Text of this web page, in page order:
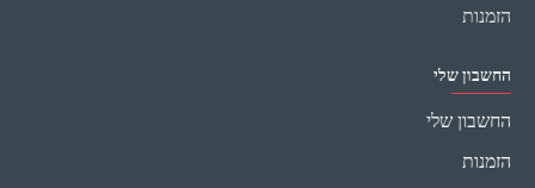
הזמנות
החשבון שלי
החשבון שלי
הזמנות